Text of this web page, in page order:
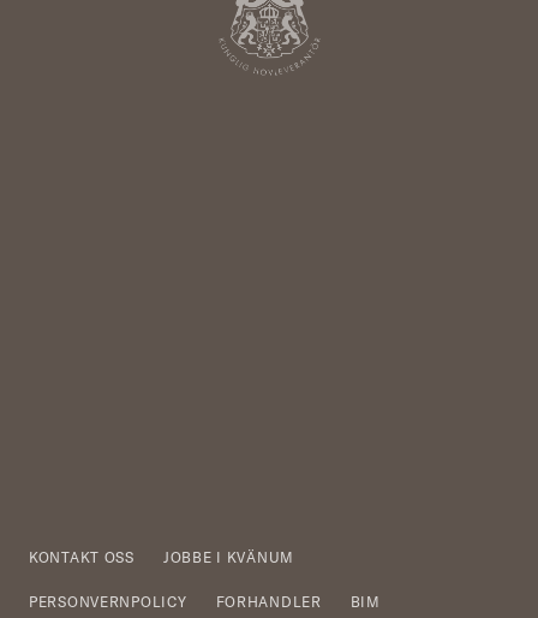
KONTAKT OSS JOBBE I KVÄNUM
PERSONVERNPOLICY FORHANDLER BIM